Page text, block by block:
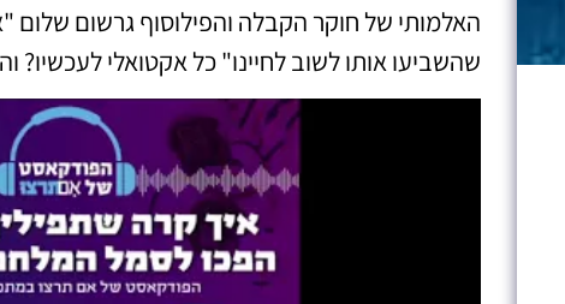
האלמותי של חוקר הקבלה והפילוסוף גרשום שלום
שהשביעו אותו לשוב לחיינו" כל אקטואלי לעכשיו?